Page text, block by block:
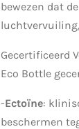
bewezen dat
Gecertificeerd
Eco Bottle
-Ectoïne:
beschermen